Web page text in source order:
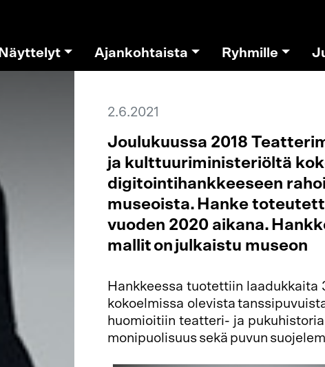
Näyttelyt Ajankohtaista Ryhmille
2.6.2021
Joulukuussa 2018
ja kulttuuriministeriöltä
digitointihankkeeseen
museoista. Hanke
vuoden 2020 aikana.
mallit on julkaistu museon
Hankkeessa tuotettiin laadukkaita
kokoelmissa olevista
huomioitiin teatteri- ja
monipuolisuus sekä puvun